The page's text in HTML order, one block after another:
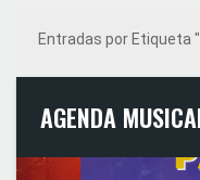
Entradas por Etiqueta
AGENDA